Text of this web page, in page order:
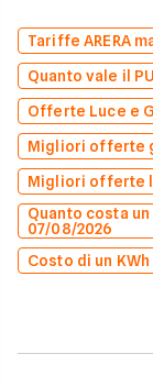
Tariffe ARERA
Quanto vale il
Offerte Luce e
Migliori offerte
Migliori offerte
Quanto costa
07/08/2026
Costo di un